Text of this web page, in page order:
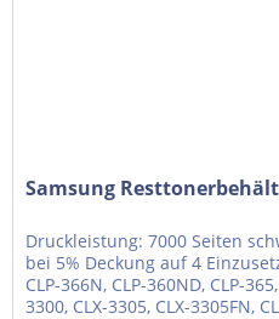
Samsung
Druckleistung: 7000 Seiten
bei 5% Deckung auf 4
CLP-366N, CLP-360ND, CLP-
3300, CLX-3305, CLX-3305FN,